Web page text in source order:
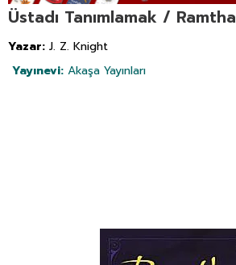
Üstadı Tanımlamak / Ramtha
Yazar: J. Z. Knight
Yayınevi: Akaşa Yayınları